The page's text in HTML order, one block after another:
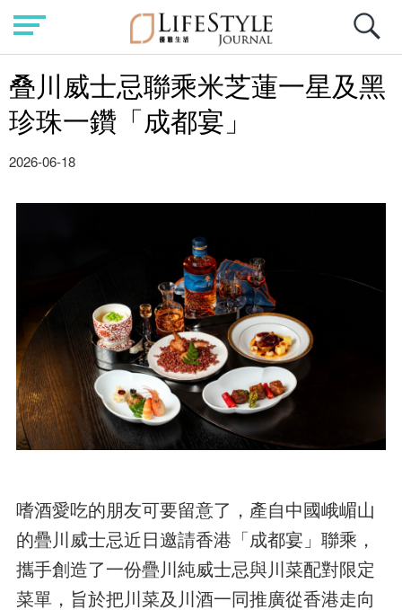
叠川威士忌聯乘米芝蓮一星及黑
珍珠一鑽「成都宴」
2026-06-18
嗜酒愛吃的朋友可要留意了，產自中國峨嵋山
的疊川威士忌近日邀請香港「成都宴」聯乘，
攜手創造了一份疊川純威士忌與川菜配對限定
菜單，旨於把川菜及川酒一同推廣從香港走向